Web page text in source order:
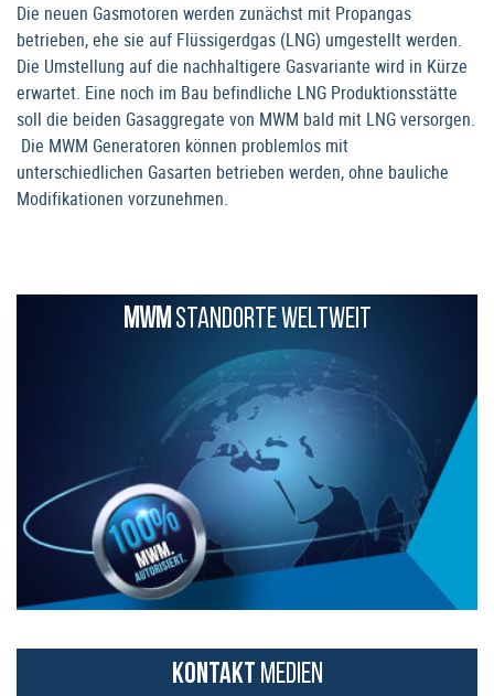
Die neuen Gasmotoren werden zunächst mit Propangas
betrieben, ehe sie auf Flüssigerdgas (LNG) umgestellt werden.
Die Umstellung auf die nachhaltigere Gasvariante wird in Kürze
erwartet. Eine noch im Bau befindliche LNG Produktionsstätte
soll die beiden Gasaggregate von MWM bald mit LNG versorgen.
Die MWM Generatoren können problemlos mit
unterschiedlichen Gasarten betrieben werden, ohne bauliche
Modifikationen vorzunehmen.
MWMSTANDORTE WELTWEIT
KONTAKT MEDIEN